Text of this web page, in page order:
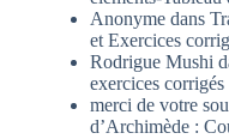
Anonyme dans
et Exercices
Rodrigue Mushi
exercices corrigés
merci de votre
d’Archimède :